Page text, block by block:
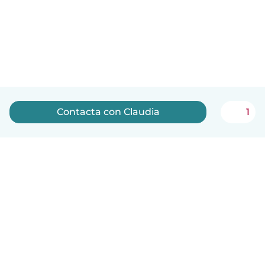
Contacta con Claudia 1